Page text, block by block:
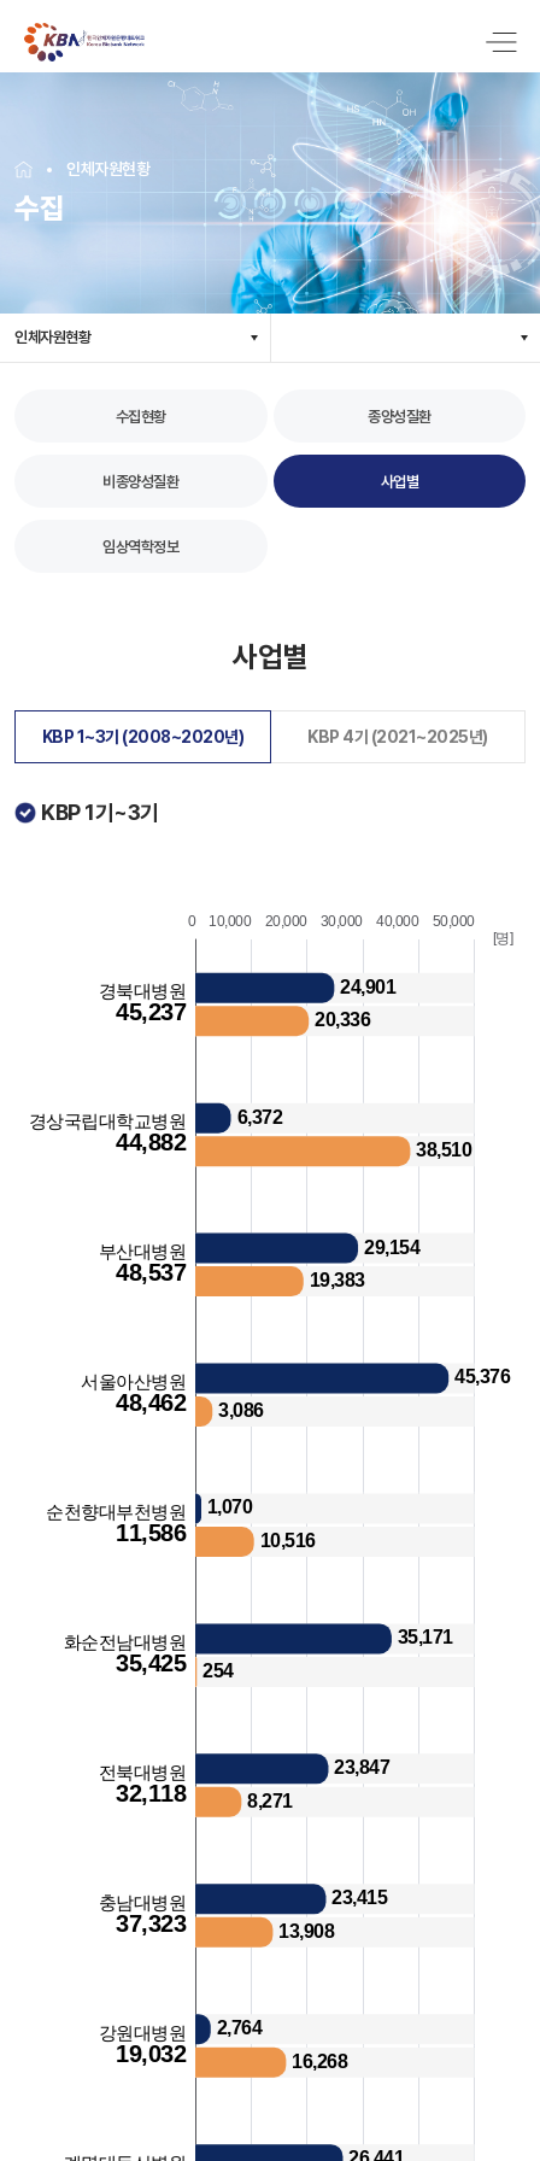
인체자원현황
수집
인체자원현황
수집현황 종양성질환
비종양성질환 사업별
임상역학정보
사업별
KBP 1~3기 (2008~2020년) KBP 4기 (2021~2025년)
KBP 1기~3기